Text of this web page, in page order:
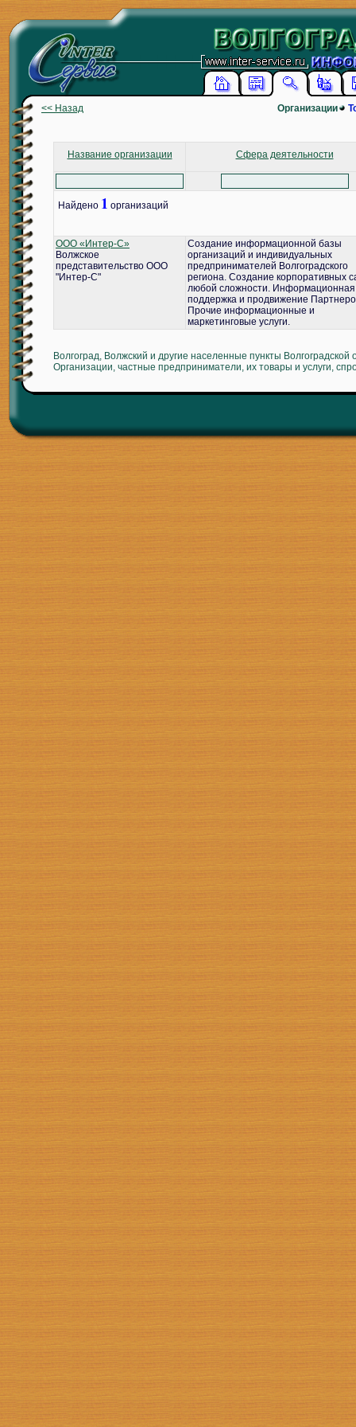
<< Назад Организации
Название организации Сфера деятельности
Найдено 1 организаций
ООО «Интер-С»
Волжское
представительство ООО
"Интер-С"
Создание информационной базы
организаций и индивидуальных
предпринимателей Волгоградского
региона. Создание корпоративных
любой сложности. Информационная
поддержка и продвижение
Прочие информационные и
маркетинговые услуги.
Волгоград, Волжский и другие населенные пункты Волгоградской
Организации, частные предприниматели, их товары и услуги,